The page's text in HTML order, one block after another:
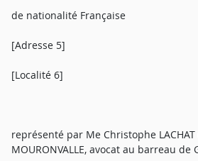
de nationalité Française
[Adresse 5]
[Localité 6]
représenté par Me Christophe LACHAT
MOURONVALLE, avocat au barreau de